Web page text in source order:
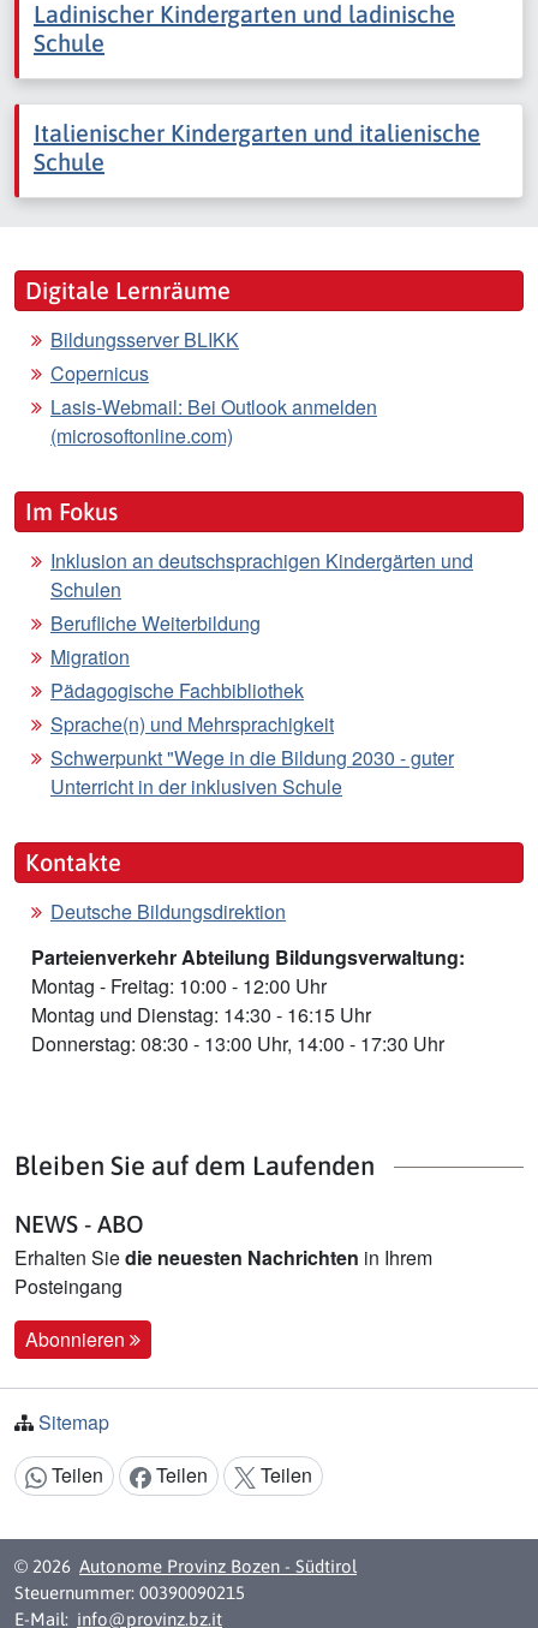
Ladinischer Kindergarten und ladinische
Schule
Italienischer Kindergarten und italienische
Schule
Digitale Lernräume
Bildungsserver BLIKK
Copernicus
Lasis-Webmail: Bei Outlook anmelden
(microsoftonline.com)
Im Fokus
Inklusion an deutschsprachigen Kindergärten und
Schulen
Berufliche Weiterbildung
Migration
Pädagogische Fachbibliothek
Sprache(n) und Mehrsprachigkeit
Schwerpunkt "Wege in die Bildung 2030 - guter
Unterricht in der inklusiven Schule
Kontakte
Deutsche Bildungsdirektion
Parteienverkehr Abteilung Bildungsverwaltung:
Montag - Freitag: 10:00 - 12:00 Uhr
Montag und Dienstag: 14:30 - 16:15 Uhr
Donnerstag: 08:30 - 13:00 Uhr, 14:00 - 17:30 Uhr
Bleiben Sie auf dem Laufenden
NEWS - ABO
Erhalten Siedie neuesten Nachrichten in Ihrem
Posteingang
Abonnieren
Sitemap
Inhalt teilen:
Teilen Teilen Teilen
© 2026 Autonome Provinz Bozen - Südtirol
Steuernummer: 00390090215
E-Mail: info@provinz.bz.it